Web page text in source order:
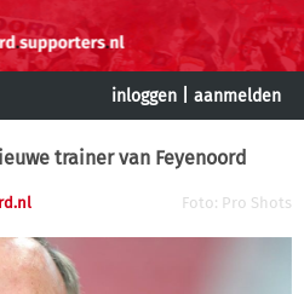
inloggen aanmelden
trainer van Feyenoord
Foto: Pro Shots